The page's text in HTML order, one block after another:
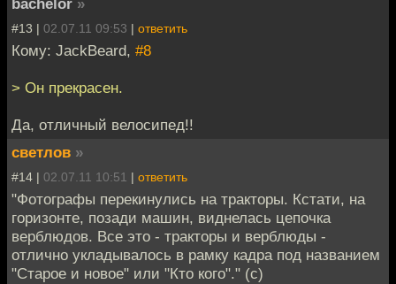
bachelor »
#13 | 02.07.11 09:53 | ответить
Кому: JackBeard, #8
> Он прекрасен.
Да, отличный велосипед!!
светлов »
#14 | 02.07.11 10:51 | ответить
"Фотографы перекинулись на тракторы. Кстати, на
горизонте, позади машин, виднелась цепочка
верблюдов. Все это - тракторы и верблюды -
отлично укладывалось в рамку кадра под названием
"Старое и новое" или "Кто кого"." (с)